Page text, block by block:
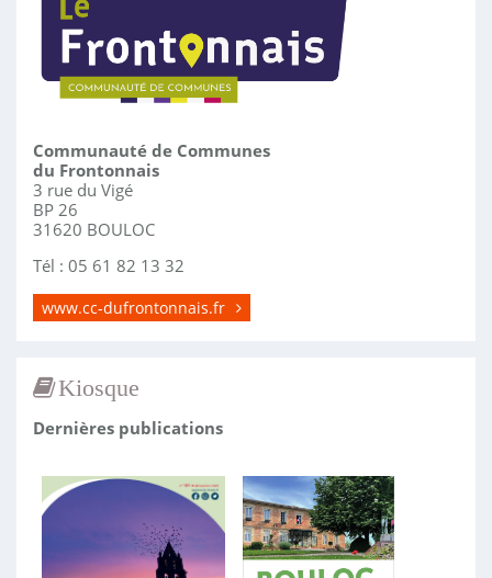
Communauté de Communes
du Frontonnais
3 rue du Vigé
BP 26
31620 BOULOC
Tél : 05 61 82 13 32
www.cc-dufrontonnais.fr
Kiosque
Dernières publications